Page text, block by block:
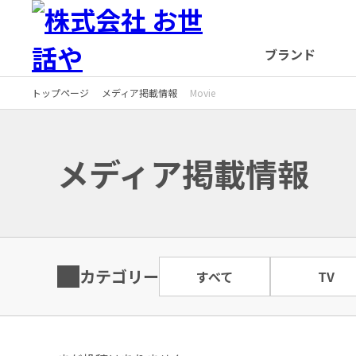
ブランド
OSEWAYA
CSR
トップページ メディア掲載情報 Movie
メディア掲載情報
カテゴリー すべて TV